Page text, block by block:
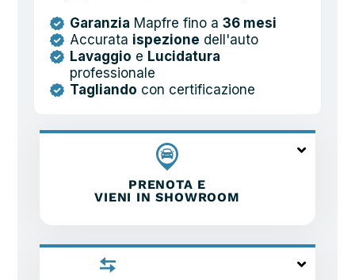
Garanzia Mapfre fino a 36 mesi
Accurata ispezione dell'auto
Lavaggio e Lucidatura
professionale
Tagliando con certificazione
PRENOTA E
VIENI IN SHOWROOM